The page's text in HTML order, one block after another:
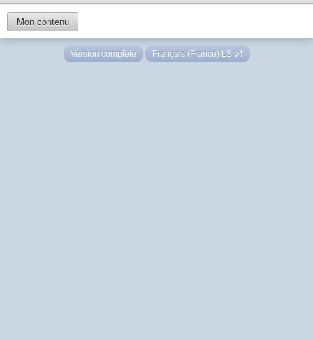
Mon contenu
Version complète Français (France) LS v4